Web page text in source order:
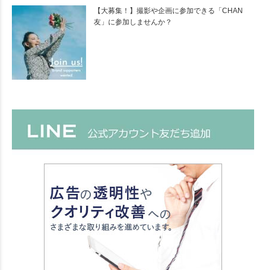
【大募集！】撮影や企画に参加できる「CHAN
友」に参加しませんか？